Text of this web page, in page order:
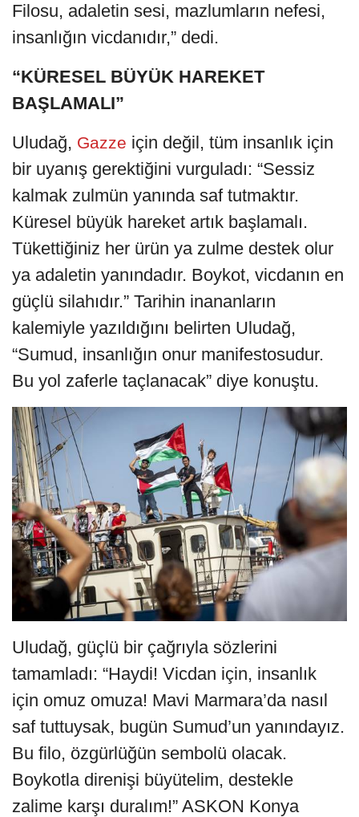
Filosu, adaletin sesi, mazlumların nefesi,
insanlığın vicdanıdır,” dedi.
“KÜRESEL BÜYÜK HAREKET
BAŞLAMALI”
Uludağ, Gazze için değil, tüm insanlık için
bir uyanış gerektiğini vurguladı: “Sessiz
kalmak zulmün yanında saf tutmaktır.
Küresel büyük hareket artık başlamalı.
Tükettiğiniz her ürün ya zulme destek olur
ya adaletin yanındadır. Boykot, vicdanın en
güçlü silahıdır.” Tarihin inananların
kalemiyle yazıldığını belirten Uludağ,
“Sumud, insanlığın onur manifestosudur.
Bu yol zaferle taçlanacak” diye konuştu.
Uludağ, güçlü bir çağrıyla sözlerini
tamamladı: “Haydi! Vicdan için, insanlık
için omuz omuza! Mavi Marmara’da nasıl
saf tuttuysak, bugün Sumud’un yanındayız.
Bu filo, özgürlüğün sembolü olacak.
Boykotla direnişi büyütelim, destekle
zalime karşı duralım!” ASKON Konya